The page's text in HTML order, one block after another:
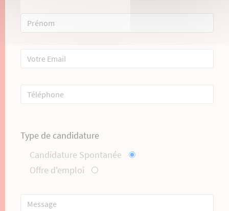
Type de candidature
Candidature Spontanée
Offre d'emploi